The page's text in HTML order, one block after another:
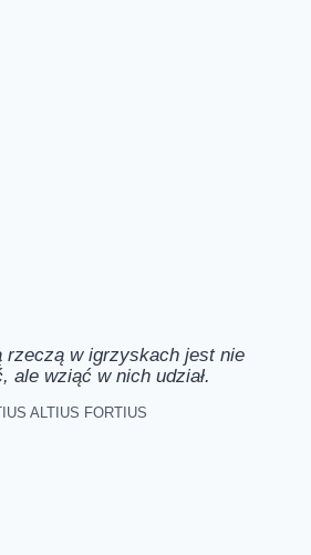
rzeczą w igrzyskach jest nie
ale wziąć w nich udział.
ALTIUS FORTIUS